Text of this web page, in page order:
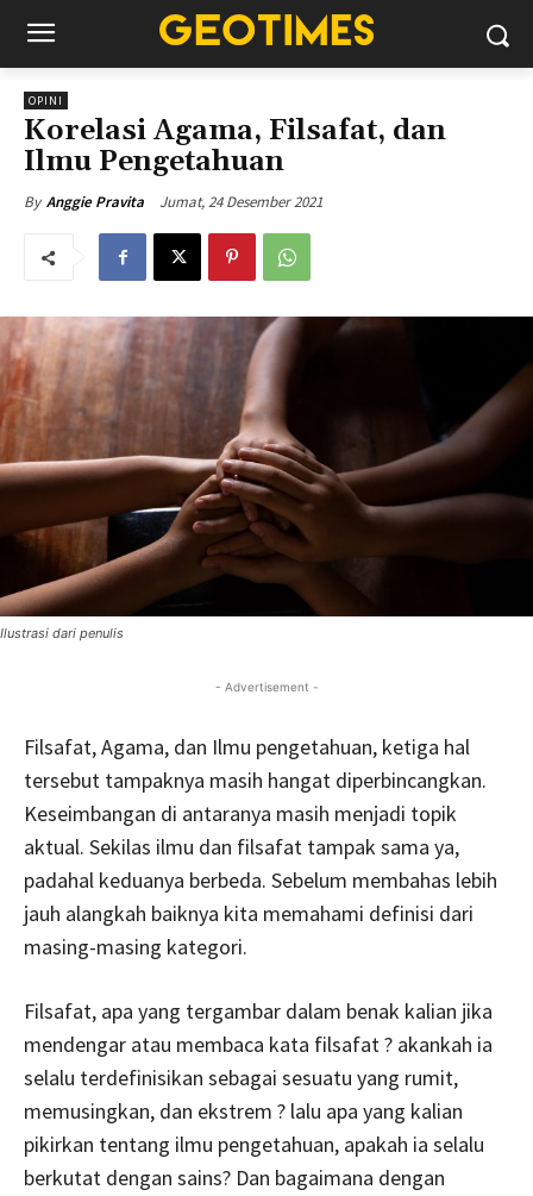
OPINI
Korelasi Agama, Filsafat, dan
Ilmu Pengetahuan
By Anggie Pravita Jumat, 24 Desember 2021
Ilustrasi dari penulis
- Advertisement -
Filsafat, Agama, dan Ilmu pengetahuan, ketiga hal
tersebut tampaknya masih hangat diperbincangkan.
Keseimbangan di antaranya masih menjadi topik
aktual. Sekilas ilmu dan filsafat tampak sama ya,
padahal keduanya berbeda. Sebelum membahas lebih
jauh alangkah baiknya kita memahami definisi dari
masing-masing kategori.
Filsafat, apa yang tergambar dalam benak kalian jika
mendengar atau membaca kata filsafat ? akankah ia
selalu terdefinisikan sebagai sesuatu yang rumit,
memusingkan, dan ekstrem ? lalu apa yang kalian
pikirkan tentang ilmu pengetahuan, apakah ia selalu
berkutat dengan sains? Dan bagaimana dengan